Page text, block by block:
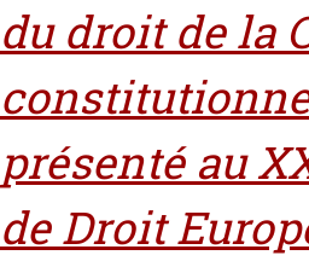
du droit de la
présenté au
de Droit